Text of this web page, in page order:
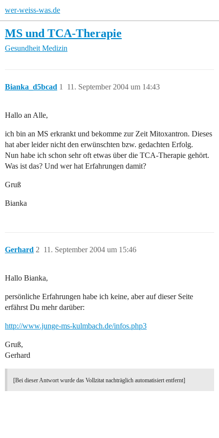
wer-weiss-was.de
MS und TCA-Therapie
Gesundheit Medizin
Bianka_d5bcad 11. September 2004 um 14:43
1
Hallo an Alle,
ich bin an MS erkrankt und bekomme zur Zeit Mitoxantron. Dieses
hat aber leider nicht den erwünschten bzw. gedachten Erfolg.
Nun habe ich schon sehr oft etwas über die TCA-Therapie gehört.
Was ist das? Und wer hat Erfahrungen damit?
Gruß
Bianka
Gerhard 11. September 2004 um 15:46
2
Hallo Bianka,
persönliche Erfahrungen habe ich keine, aber auf dieser Seite
erfährst Du mehr darüber:
http://www.junge-ms-kulmbach.de/infos.php3
Gruß,
Gerhard
[Bei dieser Antwort wurde das Vollzitat nachträglich automatisiert entfernt]